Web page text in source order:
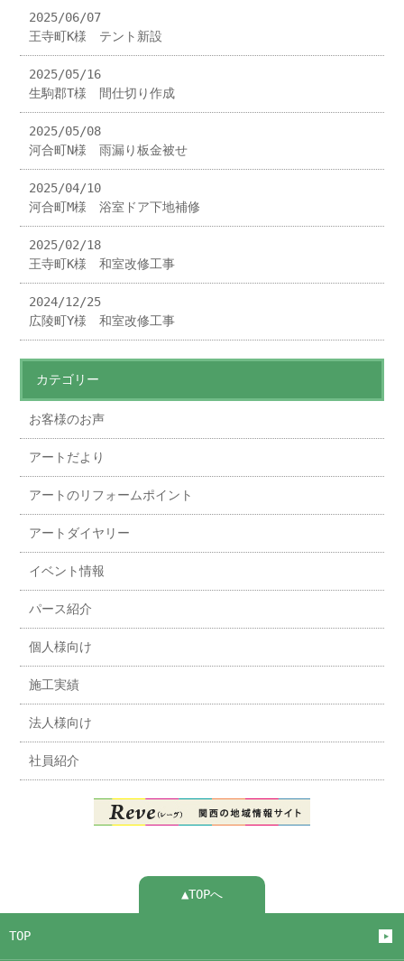
2025/06/07
王寺町K様 テント新設
2025/05/16
生駒郡T様 間仕切り作成
2025/05/08
河合町N様 雨漏り板金被せ
2025/04/10
河合町M様 浴室ドア下地補修
2025/02/18
王寺町K様 和室改修工事
2024/12/25
広陵町Y様 和室改修工事
カテゴリー
お客様のお声
アートだより
アートのリフォームポイント
アートダイヤリー
イベント情報
パース紹介
個人様向け
施工実績
法人様向け
社員紹介
▲TOPへ
TOP